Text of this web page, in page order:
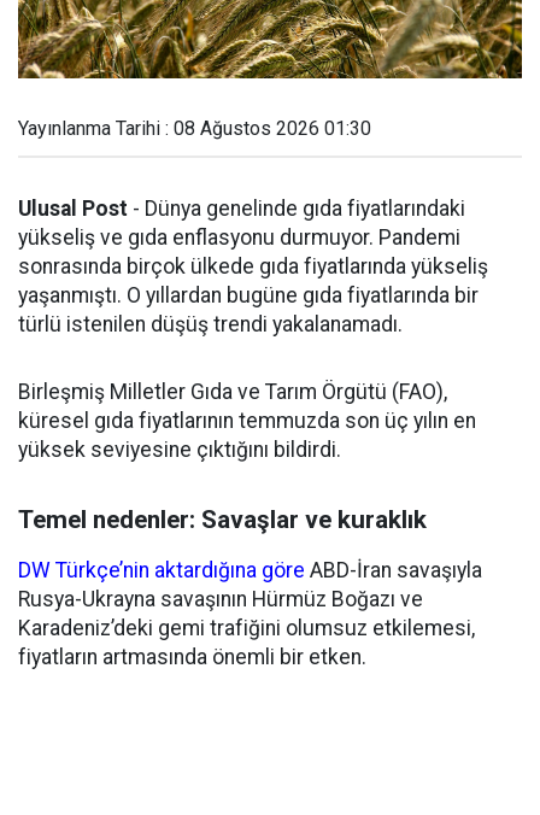
Yayınlanma Tarihi : 08 Ağustos 2026 01:30
Ulusal Post - Dünya genelinde gıda fiyatlarındaki
yükseliş ve gıda enflasyonu durmuyor. Pandemi
sonrasında birçok ülkede gıda fiyatlarında yükseliş
yaşanmıştı. O yıllardan bugüne gıda fiyatlarında bir
türlü istenilen düşüş trendi yakalanamadı.
Birleşmiş Milletler Gıda ve Tarım Örgütü (FAO),
küresel gıda fiyatlarının temmuzda son üç yılın en
yüksek seviyesine çıktığını bildirdi.
Temel nedenler: Savaşlar ve kuraklık
DW Türkçe’nin aktardığına göre ABD-İran savaşıyla
Rusya-Ukrayna savaşının Hürmüz Boğazı ve
Karadeniz’deki gemi trafiğini olumsuz etkilemesi,
fiyatların artmasında önemli bir etken.